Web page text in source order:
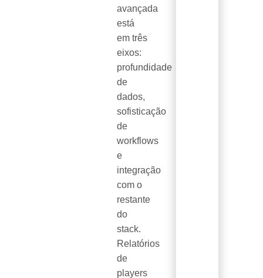
avançada
está
em três
eixos:
profundidade
de
dados,
sofisticação
de
workflows
e
integração
com o
restante
do
stack.
Relatórios
de
players